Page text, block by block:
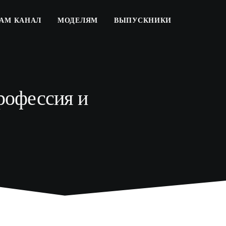
КАНАЛ МОДЕЛЯМ ВЫПУСКНИКИ
и